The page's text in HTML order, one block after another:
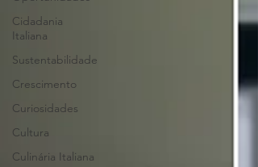
Cidadania
Italiana
Sustentabilidade
Crescimento
Curiosidades
Cultura
Culinária Italiana